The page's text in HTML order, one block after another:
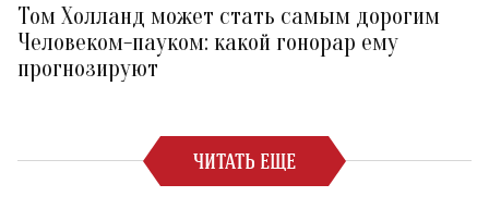
Том Холланд может стать самым дорогим
Человеком-пауком: какой гонорар ему
прогнозируют
ЧИТАТЬ ЕЩЕ